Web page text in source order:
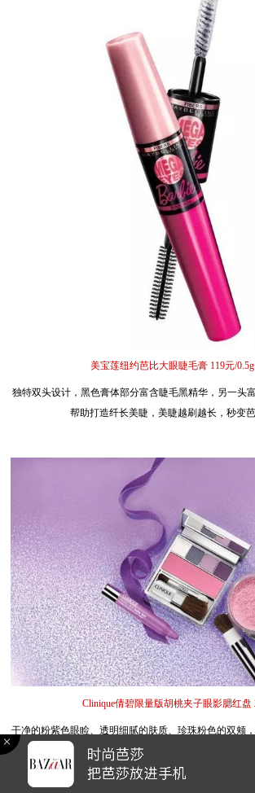
美宝莲纽约芭比大眼睫毛膏 119元/
独特双头设计，黑色膏体部分富含睫毛黑精华，另一头
帮助打造纤长美睫，美睫越刷越长，秒变芭
Clinique倩碧限量版胡桃夹子眼影腮红盘
干净的粉紫色眼睑、透明细腻的肤质、珍珠粉色的双颊
不失童趣的妆容。